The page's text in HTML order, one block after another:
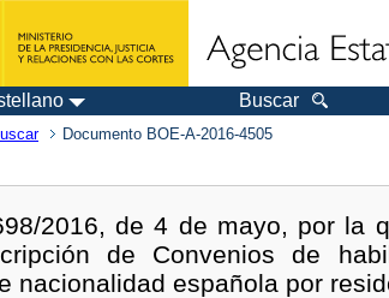
Buscar
Documento BOE-A-2016-4505
2016, de 4 de mayo, por la
de Convenios de
nacionalidad española por